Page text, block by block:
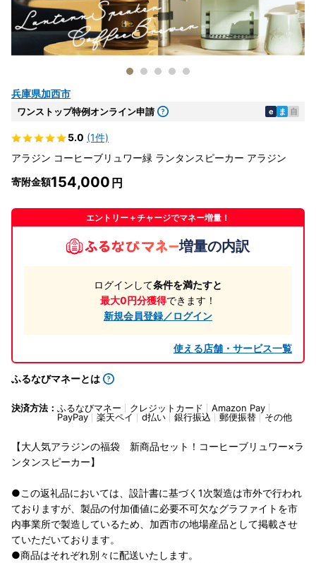
兵庫県加西市
ワンストップ特例オンライン申請 e ま 自
5.0 (1件)
アラジン コーヒーブリュワー緑 ランタンスピーカー アラジン
寄附金額154,000
エントリー＋チャージでマネー増量！
増量の内訳
ログインして条件を満たすと
最大0円分獲得できます！
新規会員登録／ログイン
使える店舗・サービス一覧
ふるなびマネーとは
決済方法： ふるなびマネー クレジットカード
Amazon Pay
PayPay
楽天ペイ d払い 銀行振込 郵便振替 その他
【大人気アラジンの福袋 新商品セット！コーヒーブリュワー×ラ
ンタンスピーカー】
●この返礼品においては、設計書に基づく1次製造は市外で行われ
ておりますが、製品の付加価値に必要不可欠なグラファイトを市
内事業所で製造しているため、加西市の地場産品として掲載させ
ていただいております。
●商品はそれぞれ別々に配送いたします。